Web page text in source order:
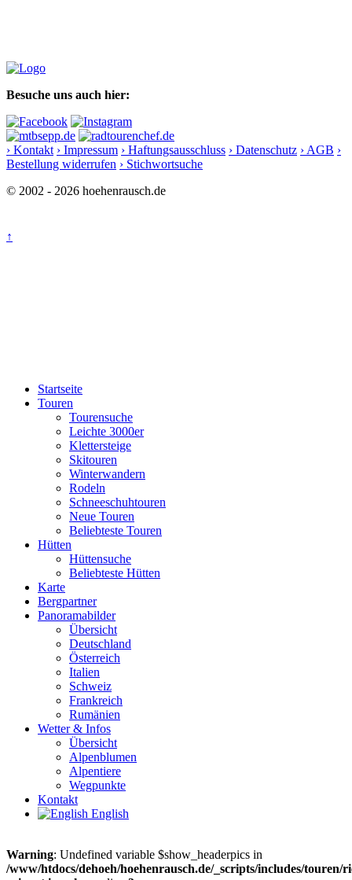
Besuche uns auch hier:
› Kontakt › Impressum › Haftungsausschluss › Datenschutz › AGB ›
Bestellung widerrufen › Stichwortsuche
© 2002 - 2026 hoehenrausch.de
↑
Startseite
Touren
Tourensuche
Leichte 3000er
Klettersteige
Skitouren
Winterwandern
Rodeln
Schneeschuhtouren
Neue Touren
Beliebteste Touren
Hütten
Hüttensuche
Beliebteste Hütten
Karte
Bergpartner
Panoramabilder
Übersicht
Deutschland
Österreich
Italien
Schweiz
Frankreich
Rumänien
Wetter & Infos
Übersicht
Alpenblumen
Alpentiere
Wegpunkte
Kontakt
English
Warning: Undefined variable $show_headerpics in
/www/htdocs/dehoeh/hoehenrausch.de/_scripts/includes/touren/